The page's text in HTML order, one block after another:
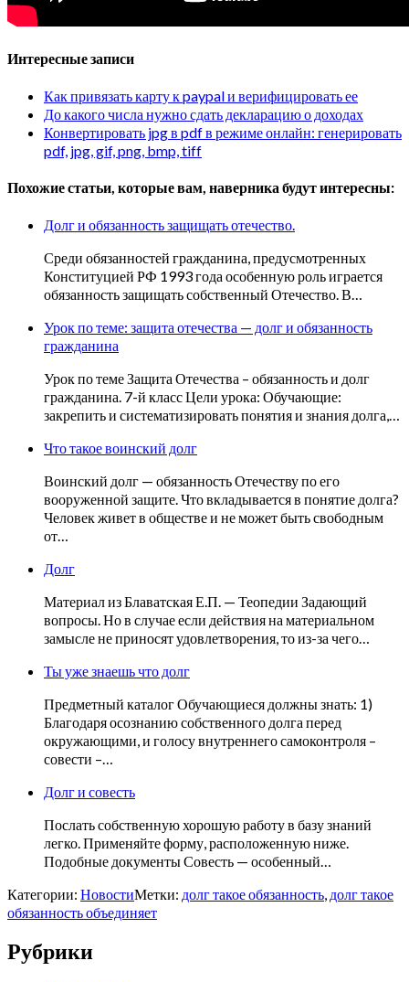
Интересные записи
Как привязать карту к paypal и верифицировать ее
До какого числа нужно сдать декларацию о доходах
Конвертировать jpg в pdf в режиме онлайн: генерировать
pdf, jpg, gif, png, bmp, tiff
Похожие статьи, которые вам, наверника будут интересны:
Долг и обязанность защищать отечество.
Среди обязанностей гражданина, предусмотренных
Конституцией РФ 1993 года особенную роль играется
обязанность защищать собственный Отечество. В…
Урок по теме: защита отечества — долг и обязанность
гражданина
Урок по теме Защита Отечества – обязанность и долг
гражданина. 7-й класс Цели урока: Обучающие:
закрепить и систематизировать понятия и знания долга,…
Что такое воинский долг
Воинский долг — обязанность Отечеству по его
вооруженной защите. Что вкладывается в понятие долга?
Человек живет в обществе и не может быть свободным
от…
Долг
Материал из Блаватская Е.П. — Теопедии Задающий
вопросы. Но в случае если действия на материальном
замысле не приносят удовлетворения, то из-за чего…
Ты уже знаешь что долг
Предметный каталог Обучающиеся должны знать: 1)
Благодаря осознанию собственного долга перед
окружающими, и голосу внутреннего самоконтроля –
совести –…
Долг и совесть
Послать собственную хорошую работу в базу знаний
легко. Применяйте форму, расположенную ниже.
Подобные документы Совесть — особенный…
Категории: НовостиМетки: долг такое обязанность, долг такое
обязанность объединяет
Рубрики